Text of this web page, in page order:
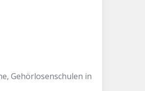
Gehörlosenschulen in